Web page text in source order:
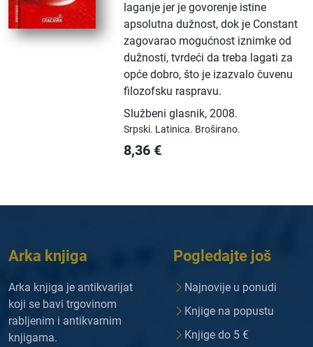
laganje jer je govorenje istine
apsolutna dužnost, dok je Constant
zagovarao mogućnost iznimke od
dužnosti, tvrdeći da treba lagati za
opće dobro, što je izazvalo čuvenu
filozofsku raspravu.
Službeni glasnik,2008.
Srpski. Latinica. Broširano.
8,36 €
Arka knjiga
Arka knjiga je antikvarijat
koji se bavi trgovinom
rabljenim i antikvarnim
knjigama.
Pogledajte još
Najnovije u ponudi
Knjige na popustu
Knjige do 5 €